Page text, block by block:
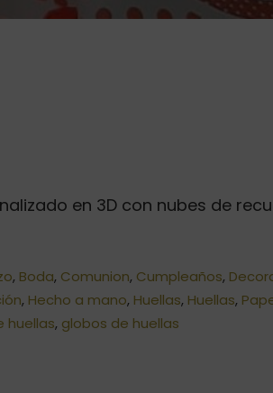
en 3D con nubes de
, Boda, Comunion, Cumpleaños,
, Hecho a mano, Huellas, Huellas,
huellas, globos de huellas